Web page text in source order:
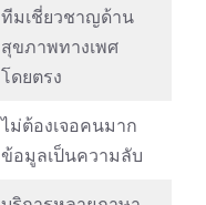
ทีมเชี่ยวชาญด้าน
สุขภาพทางเพศ
โดยตรง
ไม่ต้องเจอคนมาก
ข้อมูลเป็นความลับ